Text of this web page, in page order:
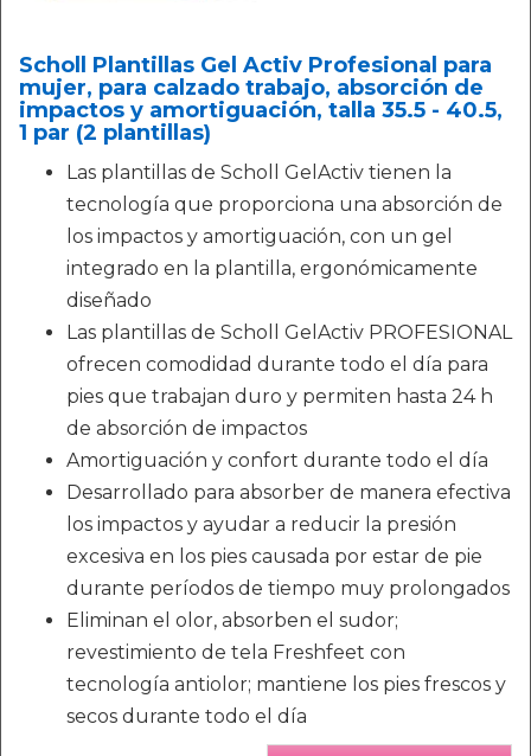
Scholl Plantillas Gel Activ Profesional para
mujer, para calzado trabajo, absorción de
impactos y amortiguación, talla 35.5 - 40.5,
1 par (2 plantillas)
Las plantillas de Scholl GelActiv tienen la
tecnología que proporciona una absorción de
los impactos y amortiguación, con un gel
integrado en la plantilla, ergonómicamente
diseñado
Las plantillas de Scholl GelActiv PROFESIONAL
ofrecen comodidad durante todo el día para
pies que trabajan duro y permiten hasta 24 h
de absorción de impactos
Amortiguación y confort durante todo el día
Desarrollado para absorber de manera efectiva
los impactos y ayudar a reducir la presión
excesiva en los pies causada por estar de pie
durante períodos de tiempo muy prolongados
Eliminan el olor, absorben el sudor;
revestimiento de tela Freshfeet con
tecnología antiolor; mantiene los pies frescos y
secos durante todo el día